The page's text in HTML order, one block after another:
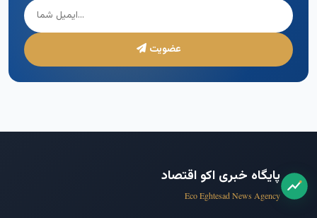
عضویت
پایگاه خبری اکو اقتصاد
Eco Eghtesad News Agency